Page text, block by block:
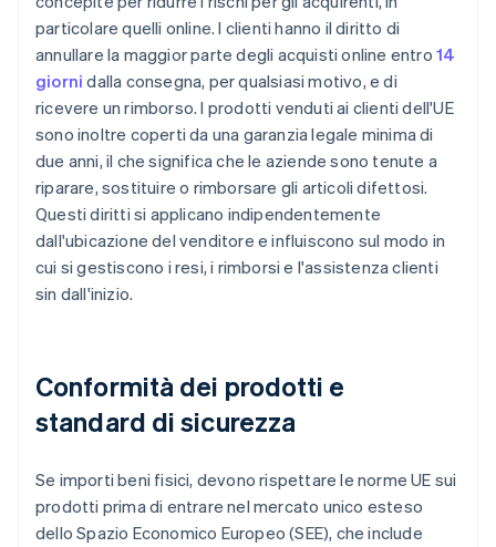
particolare quelli online. I clienti hanno il diritto di
annullare la maggior parte degli acquisti online entro14
giorni dalla consegna, per qualsiasi motivo, e di
ricevere un rimborso. I prodotti venduti ai clienti dell'UE
sono inoltre coperti da una garanzia legale minima di
due anni, il che significa che le aziende sono tenute a
riparare, sostituire o rimborsare gli articoli difettosi.
Questi diritti si applicano indipendentemente
dall'ubicazione del venditore e influiscono sul modo in
cui si gestiscono i resi, i rimborsi e l'assistenza clienti
sin dall'inizio.
Conformità dei prodotti e
standard di sicurezza
Se importi beni fisici, devono rispettare le norme UE sui
prodotti prima di entrare nel mercato unico esteso
dello Spazio Economico Europeo (SEE), che include